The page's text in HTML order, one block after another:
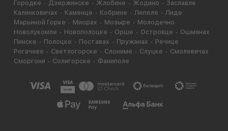
Городке
Дзержинске Жлобине Жодино
Заславле
Калинковичах
Каменце Кобрине Лепеле
Лиде
Марьиной Горке
Миорах Мозыре
Молодечно
Новолукомле
Новополоцке Орше Островце
Ошмянах
Пинске
Полоцке Поставах Пружанах
Речице
Рогачеве
Светлогорске Слониме Слуцке
Смолевичах
Сморгони
Солигорске Фаниполе